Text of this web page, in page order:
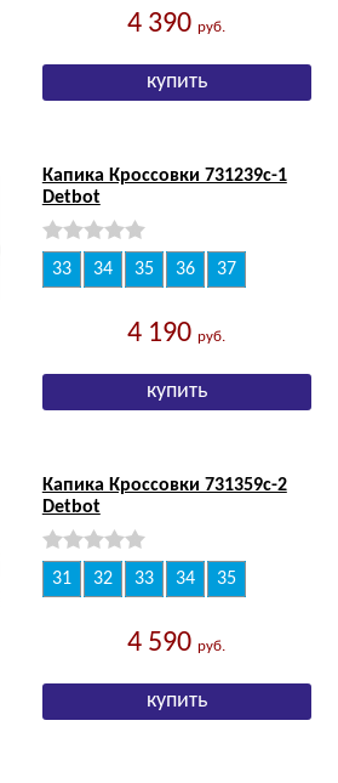
4 390руб.
Капика Кроссовки 731239с-1
Detbot
33 34 35 36 37
4 190руб.
Капика Кроссовки 731359с-2
Detbot
31 32 33 34 35
4 590руб.